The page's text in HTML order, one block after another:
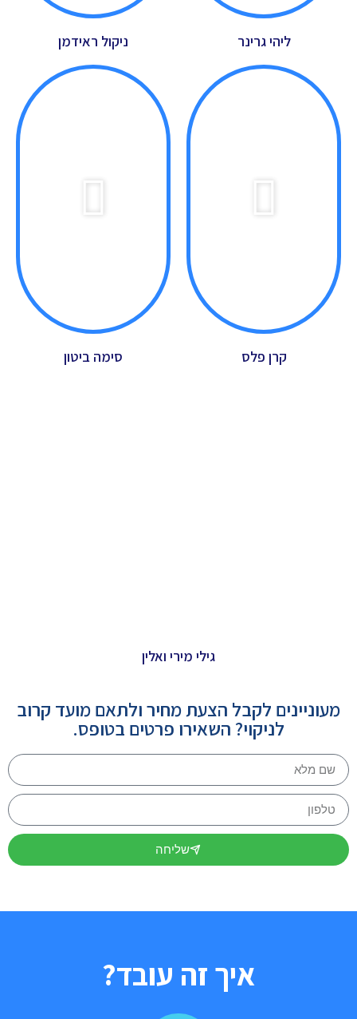
ליהי גרינר ניקול ראידמן
קרן פלס סימה ביטון
גילי מירי ואלין
מעוניינים לקבל הצעת מחיר ולתאם מועד קרוב
לניקוי? השאירו פרטים בטופס.
שליחה
איך זה עובד?